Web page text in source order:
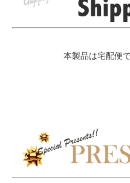
本製品は宅配便